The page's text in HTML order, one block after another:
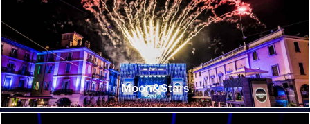
Moon&Stars